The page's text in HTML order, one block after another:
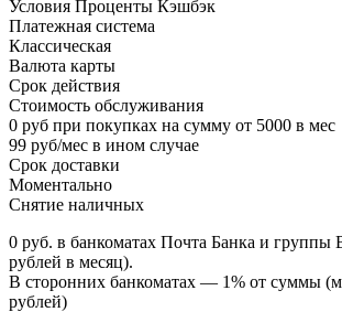
Условия Проценты Кэшбэк
Платежная система
Классическая
Валюта карты
Срок действия
Стоимость обслуживания
0 руб при покупках на сумму от 5000 в мес
99 руб/мес в ином случае
Срок доставки
Моментально
Снятие наличных
0 руб. в банкоматах Почта Банка и группы
рублей в месяц).
В сторонних банкоматах — 1% от суммы
рублей)